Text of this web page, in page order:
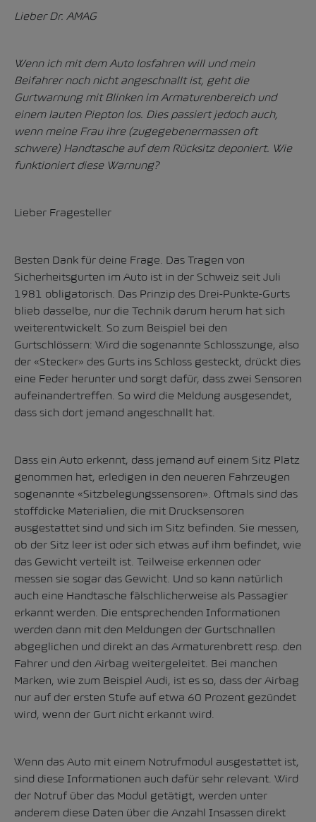
Lieber Dr. AMAG
Wenn ich mit dem Auto losfahren will und mein
Beifahrer noch nicht angeschnallt ist, geht die
Gurtwarnung mit Blinken im Armaturenbereich und
einem lauten Piepton los. Dies passiert jedoch auch,
wenn meine Frau ihre (zugegebenermassen oft
schwere) Handtasche auf dem Rücksitz deponiert. Wie
funktioniert diese Warnung?
Lieber Fragesteller
Besten Dank für deine Frage. Das Tragen von
Sicherheitsgurten im Auto ist in der Schweiz seit Juli
1981 obligatorisch. Das Prinzip des Drei-Punkte-Gurts
blieb dasselbe, nur die Technik darum herum hat sich
weiterentwickelt. So zum Beispiel bei den
Gurtschlössern: Wird die sogenannte Schlosszunge, also
der «Stecker» des Gurts ins Schloss gesteckt, drückt dies
eine Feder herunter und sorgt dafür, dass zwei Sensoren
aufeinandertreffen. So wird die Meldung ausgesendet,
dass sich dort jemand angeschnallt hat.
Dass ein Auto erkennt, dass jemand auf einem Sitz Platz
genommen hat, erledigen in den neueren Fahrzeugen
sogenannte «Sitzbelegungssensoren». Oftmals sind das
stoffdicke Materialien, die mit Drucksensoren
ausgestattet sind und sich im Sitz befinden. Sie messen,
ob der Sitz leer ist oder sich etwas auf ihm befindet, wie
das Gewicht verteilt ist. Teilweise erkennen oder
messen sie sogar das Gewicht. Und so kann natürlich
auch eine Handtasche fälschlicherweise als Passagier
erkannt werden. Die entsprechenden Informationen
werden dann mit den Meldungen der Gurtschnallen
abgeglichen und direkt an das Armaturenbrett resp. den
Fahrer und den Airbag weitergeleitet. Bei manchen
Marken, wie zum Beispiel Audi, ist es so, dass der Airbag
nur auf der ersten Stufe auf etwa 60 Prozent gezündet
wird, wenn der Gurt nicht erkannt wird.
Wenn das Auto mit einem Notrufmodul ausgestattet ist,
sind diese Informationen auch dafür sehr relevant. Wird
der Notruf über das Modul getätigt, werden unter
anderem diese Daten über die Anzahl Insassen direkt